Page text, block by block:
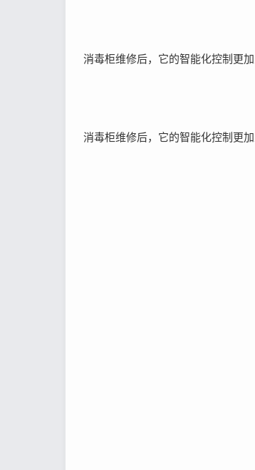
消毒柜维修后，它的智能化控制更
消毒柜维修后，它的智能化控制更